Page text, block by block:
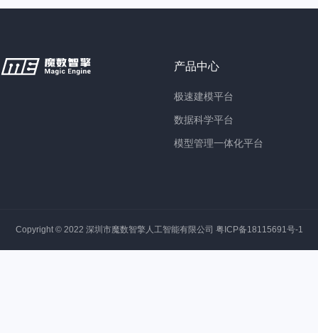
产品中心
极速建模平台
数据科学平台
模型管理一体化平台
Copyright © 2022 深圳市魔数智擎人工智能有限公司 粤ICP备18115691号-1